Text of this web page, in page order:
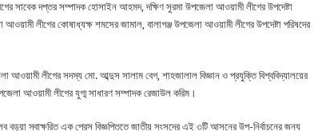
সাবেক দপ্তর সম্পাদক হোসাইন আহমদ, দক্ষিণ সুরমা উপজেলা আওয়ামী লীগের উপদেষ্টা
লীগের কোষাধ্যক্ষ শমসের জামাল, বালাগঞ্জ উপজেলা আওয়ামী লীগের উপদেষ্টা পরিষদের
আওয়ামী লীগের সদস্য মো. আব্দুস সালাম বেগ, শাহজালাল বিজ্ঞান ও প্রযুক্তি বিশ্ববিদ্যালয়ের
আওয়ামী লীগের যুগ্ম সাধারণ সম্পাদক রেজাউল করিম।
স্বাক্ষরিত এক প্রেস বিজ্ঞপ্তিতে জাতীয় সংসদের এই ৩টি আসনের উপ-নির্বাচনের জন্য